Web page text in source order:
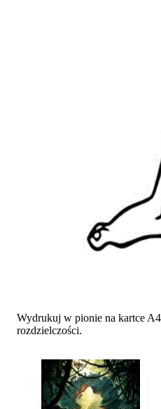
Wydrukuj w pionie na kartce
rozdzielczości.